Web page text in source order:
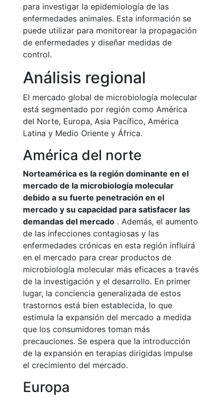
para investigar la epidemiología de las
enfermedades animales. Esta información se
puede utilizar para monitorear la propagación
de enfermedades y diseñar medidas de
control.
Análisis regional
El mercado global de microbiología molecular
está segmentado por región como América
del Norte, Europa, Asia Pacífico, América
Latina y Medio Oriente y África.
América del norte
Norteamérica es la región dominante en el
mercado de la microbiología molecular
debido a su fuerte penetración en el
mercado y su capacidad para satisfacer las
demandas del mercado . Además, el aumento
de las infecciones contagiosas y las
enfermedades crónicas en esta región influirá
en el mercado para crear productos de
microbiología molecular más eficaces a través
de la investigación y el desarrollo. En primer
lugar, la conciencia generalizada de estos
trastornos está bien establecida, lo que
estimula la expansión del mercado a medida
que los consumidores toman más
precauciones. Se espera que la introducción
de la expansión en terapias dirigidas impulse
el crecimiento del mercado.
Europa